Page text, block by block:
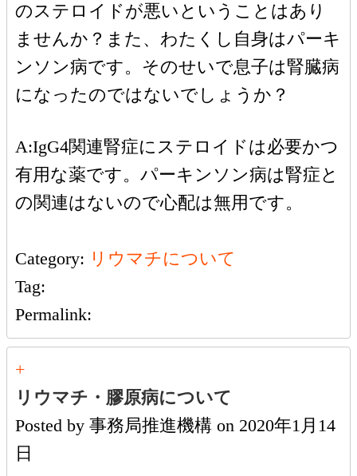
のステロイドが悪いということはあり
ませんか？また、わたくし自身はパーキ
ンソン病です。そのせいで息子は腎臓病
になったのではないでしょうか？
A:IgG4関連腎症にステロイドは必要かつ
有用な薬です。パーキンソン病は腎症と
の関連はないので心配は無用です。
Category: リウマチについて
Tag:
Permalink:
+
リウマチ・膠原病について
Posted by 事務局推進機構 on 2020年1月14
日